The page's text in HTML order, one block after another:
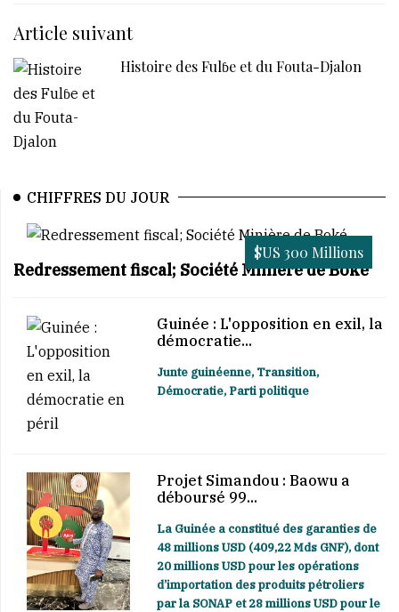
Article suivant
Histoire des Fulɓe et du Fouta-Djalon
CHIFFRES DU JOUR
$US 300 Millions
Redressement fiscal; Société Minière de Boké
Guinée : L'opposition en exil, la
démocratie...
Junte guinéenne, Transition,
Démocratie, Parti politique
Projet Simandou : Baowu a
déboursé 99...
La Guinée a constitué des garanties de
48 millions USD (409,22 Mds GNF), dont
20 millions USD pour les opérations
d’importation des produits pétroliers
par la SONAP et 28 millions USD pour le